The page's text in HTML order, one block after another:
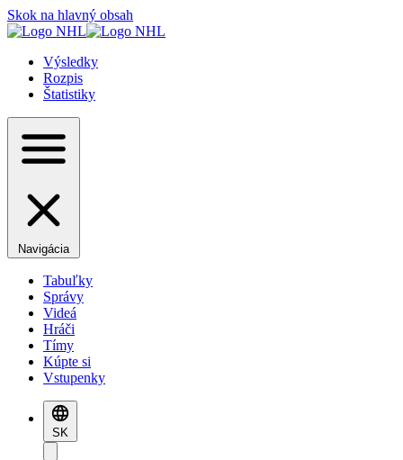
Skok na hlavný obsah
Výsledky
Rozpis
Štatistiky
Navigácia
Tabuľky
Správy
Videá
Hráči
Tímy
Kúpte si
Vstupenky
SK